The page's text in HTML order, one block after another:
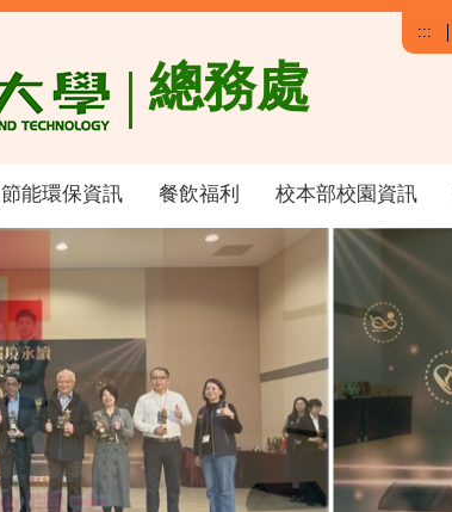
總務處
:::
節能環保資訊 餐飲福利 校本部校園資訊